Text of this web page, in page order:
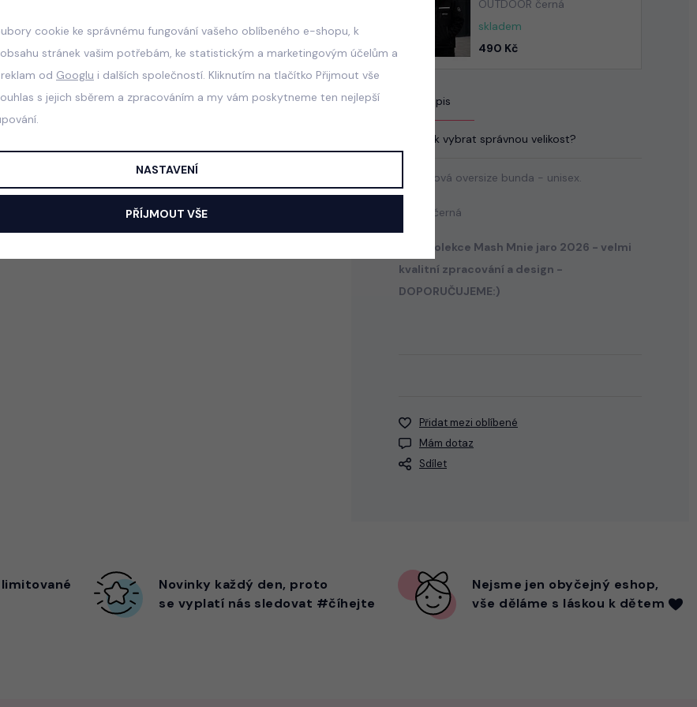
OUTDOOR černá
skladem
490 Kč
Popis
Jak vybrat správnou velikost?
Designová oversize bunda - unisex.
Barva: černá
Nová kolekce Mash Mnie jaro 2026 - velmi
kvalitní zpracování a design -
DOPORUČUJEME:)
Přidat mezi oblíbené
Mám dotaz
Sdílet
Novinky každý den, proto
se vyplatí nás sledovat #číhejte
Nejsme jen obyčejný eshop,
vše děláme s láskou k dětem
cookie ke správnému fungování vašeho oblíbeného e-shopu, k
stránek vašim potřebám, ke statistickým a marketingovým účelům a
od Googlu i dalších společností. Kliknutím na tlačítko Přijmout vše
s jejich sběrem a zpracováním a my vám poskytneme ten nejlepší
NASTAVENÍ
PŘÍJMOUT VŠE